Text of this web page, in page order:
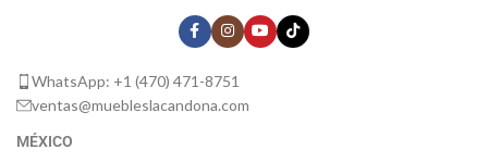
WhatsApp: +1 (470) 471-8751
ventas@muebleslacandona.com
MÉXICO